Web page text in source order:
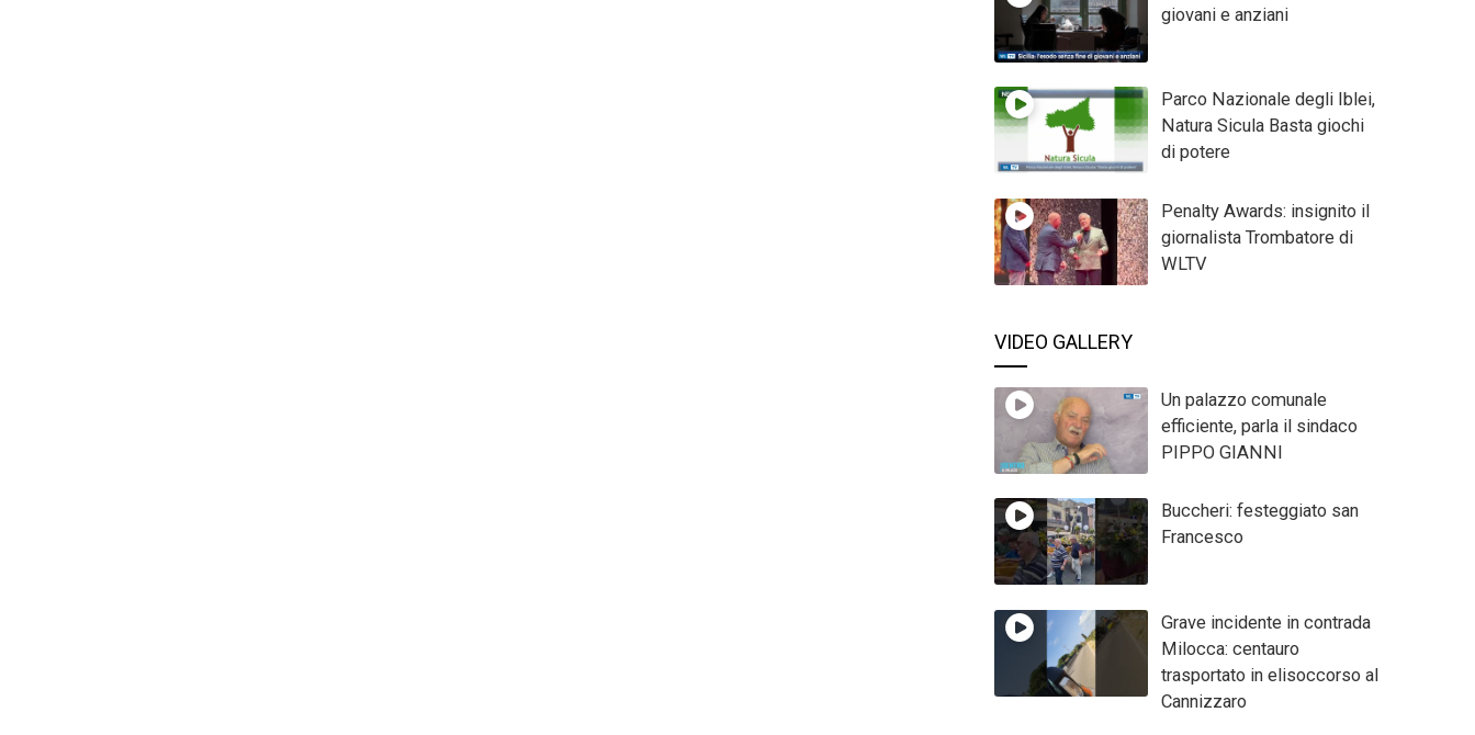
giovani e anziani
Parco Nazionale degli Iblei,
Natura Sicula Basta giochi
di potere
Penalty Awards: insignito il
giornalista Trombatore di
WLTV
VIDEO GALLERY
Un palazzo comunale
efficiente, parla il sindaco
PIPPO GIANNI
Buccheri: festeggiato san
Francesco
Grave incidente in contrada
Milocca: centauro
trasportato in elisoccorso al
Cannizzaro